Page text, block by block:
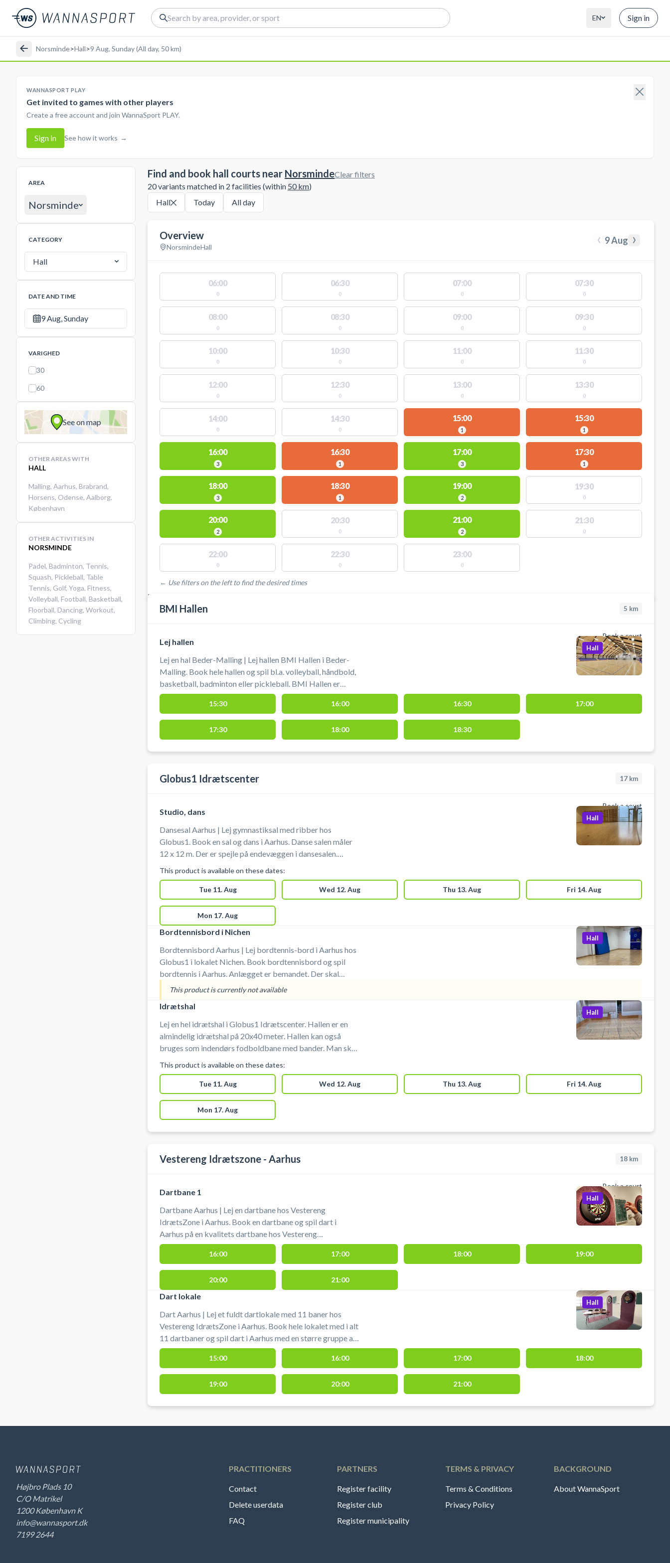
EN Sign in
Norsminde>Hall>9 Aug, Sunday (All day, 50 km)
WANNASPORT PLAY
Get invited to games with other players
Create a free account and join WannaSport PLAY.
Sign in See how it works →
AREA
Norsminde
CATEGORY
Hall
DATE AND TIME
9 Aug, Sunday
VARIGHED
30
60
See on map
OTHER AREAS WITH
HALL
Malling, Aarhus, Brabrand,
Horsens, Odense, Aalborg,
København
OTHER ACTIVITIES IN
NORSMINDE
Padel, Badminton, Tennis,
Squash, Pickleball, Table
Tennis, Golf, Yoga, Fitness,
Volleyball, Football, Basketball,
Floorball, Dancing, Workout,
Climbing, Cycling
Find and book hall courts near Norsminde
20 variants matched in 2 facilities (within 50km)
Clear filters
Hall Today All day
Overview
NorsmindeHall ‹ 9 Aug ›
06:00
0
06:30
0
07:00
0
07:30
0
08:00
0
08:30
0
09:00
0
09:30
0
10:00
0
10:30
0
11:00
0
11:30
0
12:00
0
12:30
0
13:00
0
13:30
0
14:00
0
14:30
0
15:00
1
15:30
1
16:00
3
16:30
1
17:00
3
17:30
1
18:00
3
18:30
1
19:00
2
19:30
0
20:00
2
20:30
0
21:00
2
21:30
0
22:00
0
22:30
0
23:00
0
← Use filters on the left to find the desired times
FACILITIES WITH AVAILABLE ACTIVITIES
BMI Hallen 5 km
Book a court
Lej hallen
Lej en hal Beder-Malling | Lej hallen BMI Hallen i Beder-
Malling. Book hele hallen og spil bl.a. volleyball, håndbold,
basketball, badminton eller pickleball. BMI Hallen er
beliggende syd for Aarhus. Det er nemt at komme til hallen
og der er gratis parkeringsmuligheder lige foran hallen.
Hall
15:30 16:00 16:30 17:00
17:30 18:00 18:30
Globus1 Idrætscenter 17 km
Book a court
Studio, dans
Dansesal Aarhus | Lej gymnastiksal med ribber hos
Globus1. Book en sal og dans i Aarhus. Danse salen måler
12 x 12 m. Der er spejle på endevæggen i dansesalen.
indendørs sko. Boldspil er ikke tilladt.
Hall
This product is available on these dates:
Tue 11. Aug Wed 12. Aug Thu 13. Aug Fri 14. Aug
Mon 17. Aug
Bordtennisbord i Nichen
Bordtennisbord Aarhus | Lej bordtennis-bord i Aarhus hos
Globus1 i lokalet Nichen. Book bordtennisbord og spil
bordtennis i Aarhus. Anlægget er bemandet. Der skal
bruges indendørssko. Der er omklædningsrum. Prisen er
inkl. leje af bat og bolde.
Hall
This product is currently not available
Idrætshal
Lej en hel idrætshal i Globus1 Idrætscenter. Hallen er en
almindelig idrætshal på 20x40 meter. Hallen kan også
bruges som indendørs fodboldbane med bander. Man skal
omklædning. #Book-indendørs-fodbold #Spil-indendørs-
fodbold #Indendørs-fodbold-Aarhus #Fodboldbane-
Aarhus
Hall
This product is available on these dates:
Tue 11. Aug Wed 12. Aug Thu 13. Aug Fri 14. Aug
Mon 17. Aug
Vestereng Idrætszone - Aarhus 18 km
Book a court
Dartbane 1
Dartbane Aarhus | Lej en dartbane hos Vestereng
IdrætsZone i Aarhus. Book en dartbane og spil dart i
Aarhus på en kvalitets dartbane hos Vestereng
IdrætsZone. Du skal selv medbringe pile til at spille med.
Der er gratis parkering 50 meter fra hallen ved booking af
dartbane i Aarhus i Vestereng IdrætsZone's lokaler.
Hall
16:00 17:00 18:00 19:00
20:00 21:00
Dart lokale
Dart Aarhus | Lej et fuldt dartlokale med 11 baner hos
Vestereng IdrætsZone i Aarhus. Book hele lokalet med i alt
11 dartbaner og spil dart i Aarhus med en større gruppe af
dartspillere samtidigt. Dartlokalet lejes i 60 min. ad gangen
og dartpile medbringes selv. Gratis parkering 50 meter fra
hallen ved booking af dartbanerne i Vestereng
Hall
15:00 16:00 17:00 18:00
19:00 20:00 21:00
Højbro Plads 10
C/O Matrikel
1200 København K
info@wannasport.dk
7199 2644
PRACTITIONERS
Contact
Delete userdata
FAQ
PARTNERS
Register facility
Register club
Register municipality
TERMS & PRIVACY
Terms & Conditions
Privacy Policy
BACKGROUND
About WannaSport